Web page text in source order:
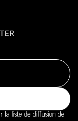
la liste de diffusion de